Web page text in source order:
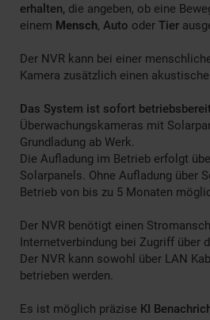
erhalten, die angeben, ob eine
einem Mensch, Auto oder Tier
Der NVR kann bei einer
Kamera zusätzlich einen
Das System ist sofort
Überwachungskameras mit
Grundladung ab Werk.
Die Aufladung im Betrieb erfolgt
Solarpanels. Ohne Aufladung über
Betrieb von bis zu 5 Monaten
Der NVR benötigt einen
Internetverbindung bei Zugriff über
Der NVR kann sowohl über LAN
betrieben werden.
Es ist möglich präzise KI